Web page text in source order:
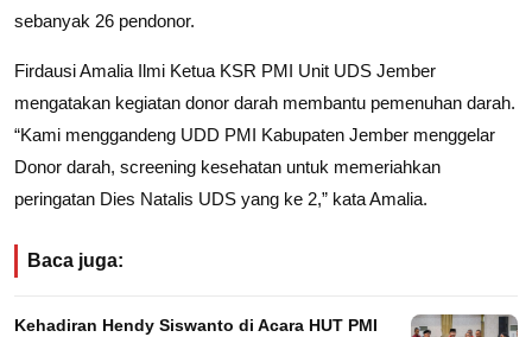
sebanyak 26 pendonor.
Firdausi Amalia Ilmi Ketua KSR PMI Unit UDS Jember
mengatakan kegiatan donor darah membantu pemenuhan darah.
“Kami menggandeng UDD PMI Kabupaten Jember menggelar
Donor darah, screening kesehatan untuk memeriahkan
peringatan Dies Natalis UDS yang ke 2,” kata Amalia.
Baca juga:
Kehadiran Hendy Siswanto di Acara HUT PMI